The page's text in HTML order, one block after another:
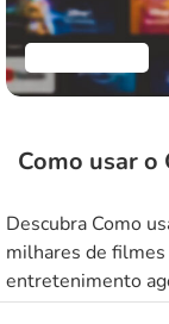
Como usar o
Descubra Como
milhares de
entretenimento